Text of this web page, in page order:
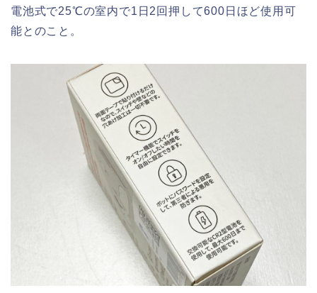
電池式で25℃の室内で1日2回押して600日ほど使用可
能とのこと。